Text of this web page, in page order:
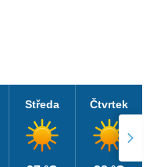
Středa Čtvrtek